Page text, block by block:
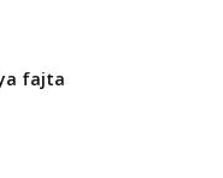
fajta